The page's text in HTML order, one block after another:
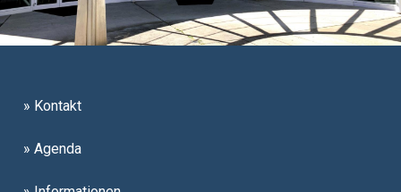
» Kontakt
» Agenda